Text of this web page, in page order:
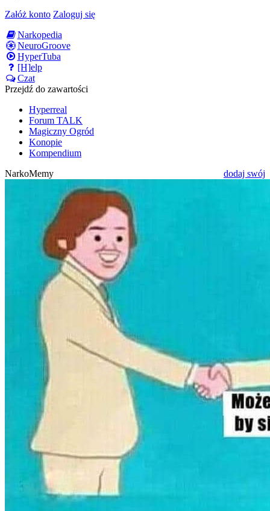
Załóż konto Zaloguj się
Narkopedia
NeuroGroove
HyperTuba
[H]elp
Czat
Przejdź do zawartości
Hyperreal
Forum TALK
Magiczny Ogród
Konopie
Kompendium
NarkoMemy
dodaj swój